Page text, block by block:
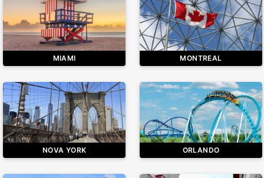
MIAMI MONTREAL
NOVA YORK ORLANDO